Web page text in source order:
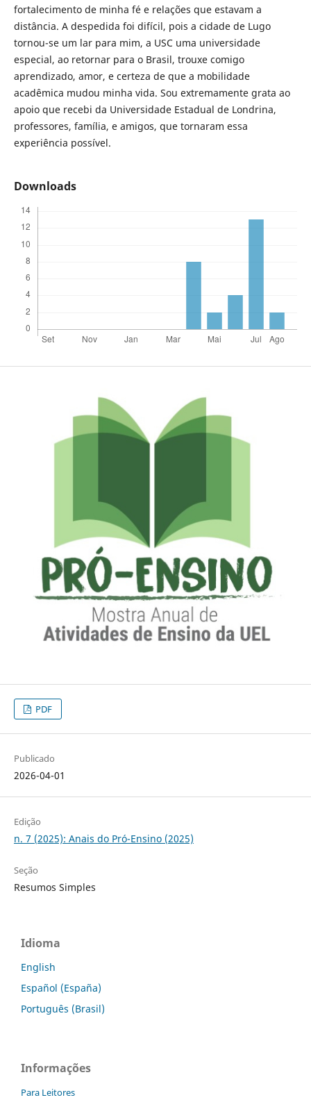
fortalecimento de minha fé e relações que estavam a
distância. A despedida foi difícil, pois a cidade de Lugo
tornou-se um lar para mim, a USC uma universidade
especial, ao retornar para o Brasil, trouxe comigo
aprendizado, amor, e certeza de que a mobilidade
acadêmica mudou minha vida. Sou extremamente grata ao
apoio que recebi da Universidade Estadual de Londrina,
professores, família, e amigos, que tornaram essa
experiência possível.
Downloads
PDF
Publicado
2026-04-01
Edição
n. 7 (2025): Anais do Pró-Ensino (2025)
Seção
Resumos Simples
Idioma
English
Español (España)
Português (Brasil)
Informações
Para Leitores